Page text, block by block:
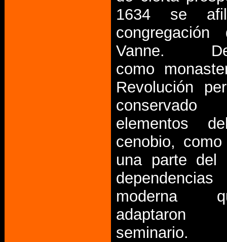
1634 se
Vanne.
como
Revolución
conservado
elementos
cenobio,
una parte del
moderna
seminario.